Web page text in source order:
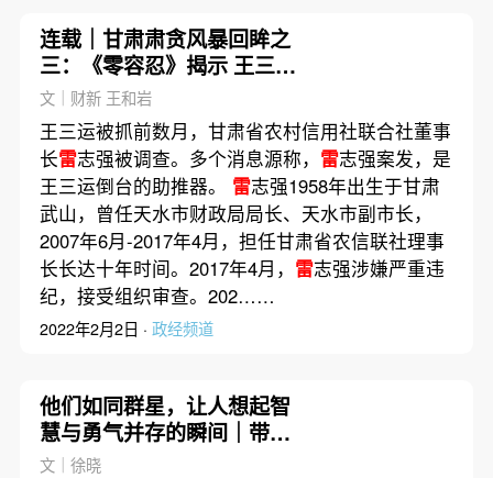
连载｜甘肃肃贪风暴回眸之
三：《零容忍》揭示 王三运
为叶简明做掮客
文｜财新 王和岩
王三运被抓前数月，甘肃省农村信用社联合社董事
长雷志强被调查。多个消息源称， 雷志强案发，是
王三运倒台的助推器。 雷志强1958年出生于甘肃
武山，曾任天水市财政局局长、天水市副市长，
2007年6月-2017年4月，担任甘肃省农信联社理事
长长达十年时间。2017年4月， 雷志强涉嫌严重违
纪，接受组织审查。202……
2022年2月2日 · 政经频道
他们如同群星，让人想起智
慧与勇气并存的瞬间｜带着
问题去读书
文｜徐晓